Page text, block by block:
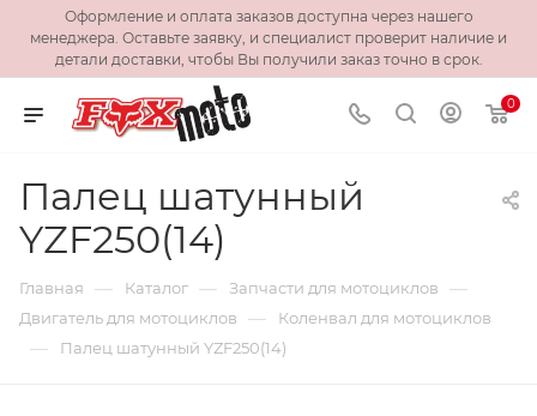
Оформление и оплата заказов доступна через нашего
менеджера. Оставьте заявку, и специалист проверит наличие и
детали доставки, чтобы Вы получили заказ точно в срок.
0
Палец шатунный
YZF250(14)
Главная — Каталог — Запчасти для мотоциклов —
Двигатель для мотоциклов — Коленвал для мотоциклов
— Палец шатунный YZF250(14)